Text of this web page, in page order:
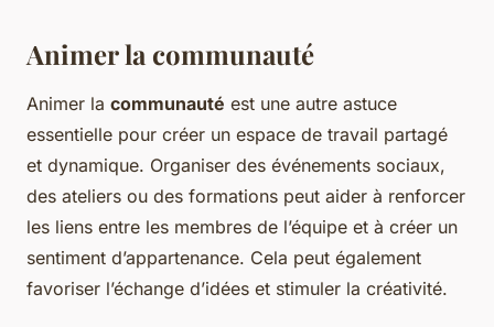
Animer la communauté
Animer la communauté est une autre astuce
essentielle pour créer un espace de travail partagé
et dynamique. Organiser des événements sociaux,
des ateliers ou des formations peut aider à renforcer
les liens entre les membres de l’équipe et à créer un
sentiment d’appartenance. Cela peut également
favoriser l’échange d’idées et stimuler la créativité.